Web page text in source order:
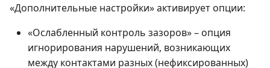
«Дополнительные настройки» активирует опции:
«Ослабленный контроль зазоров» – опция
игнорирования нарушений, возникающих
между контактами разных (нефиксированных)